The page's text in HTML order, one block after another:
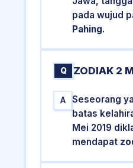
pada wujud
Pahing.
Q ZODIAK 2
A
Seseorang
batas
Mei 2019
mendapat